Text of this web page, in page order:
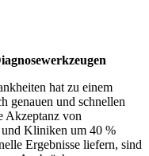
hat zu einem
genauen und schnellen
Akzeptanz von
Kliniken um 40 %
Ergebnisse liefern, sind